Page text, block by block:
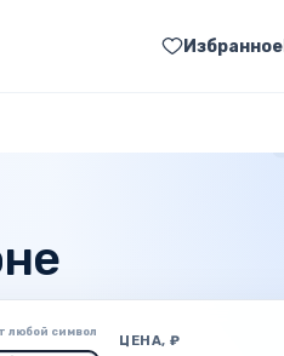
Избранное
любой символ
ЦЕНА, ₽